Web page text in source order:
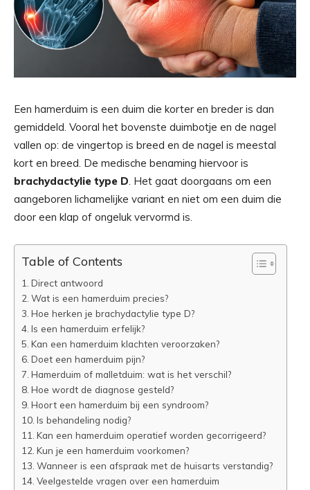
Een hamerduim is een duim die korter en breder is dan
gemiddeld. Vooral het bovenste duimbotje en de nagel
vallen op: de vingertop is breed en de nagel is meestal
kort en breed. De medische benaming hiervoor is
brachydactylie type D. Het gaat doorgaans om een
aangeboren lichamelijke variant en niet om een duim die
door een klap of ongeluk vervormd is.
Table of Contents
Direct antwoord
Wat is een hamerduim precies?
Hoe herken je brachydactylie type D?
Is een hamerduim erfelijk?
Kan een hamerduim klachten veroorzaken?
Doet een hamerduim pijn?
Hamerduim of malletduim: wat is het verschil?
Hoe wordt de diagnose gesteld?
Hoort een hamerduim bij een syndroom?
Is behandeling nodig?
Kan een hamerduim operatief worden gecorrigeerd?
Kun je een hamerduim voorkomen?
Wanneer is een afspraak met de huisarts verstandig?
Veelgestelde vragen over een hamerduim